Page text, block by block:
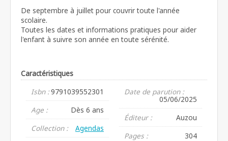
De septembre à juillet pour couvrir toute l'année
scolaire.
Toutes les dates et informations pratiques pour aider
l'enfant à suivre son année en toute sérénité.
Caractéristiques
Isbn :9791039552301
Age :
Dès 6 ans
Collection :
Agendas
Date de parution :
05/06/2025
Éditeur :
Auzou
Pages :
304